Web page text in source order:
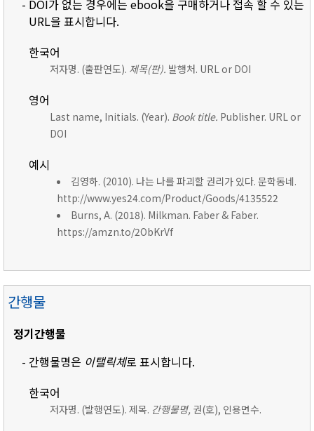
- DOI가 없는 경우에는 ebook을 구매하거나 접속 할 수 있는
URL을 표시합니다.
한국어
저자명. (출판연도). 제목(판). 발행처. URL or DOI
영어
Last name, Initials. (Year). Book title. Publisher. URL or
DOI
예시
김영하. (2010). 나는 나를 파괴할 권리가 있다. 문학동네.
http://www.yes24.com/Product/Goods/4135522
Burns, A. (2018). Milkman. Faber & Faber.
https://amzn.to/2ObKrVf
간행물
정기간행물
- 간행물명은 이탤릭체로 표시합니다.
한국어
저자명. (발행연도). 제목. 간행물명, 권(호), 인용면수.